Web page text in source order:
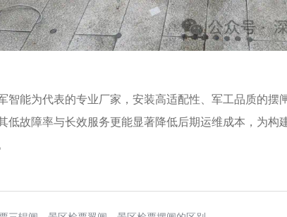
智能为代表的专业厂家，安装高适配性、军工品质的
低故障率与长效服务更能显著降低后期运维成本，为